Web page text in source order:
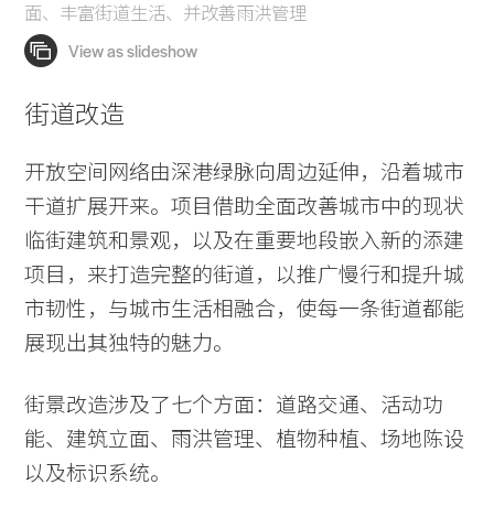
面、丰富街道生活、并改善雨洪管理
街道改造
开放空间网络由深港绿脉向周边延伸，沿着城市
干道扩展开来。项目借助全面改善城市中的现状
临街建筑和景观，以及在重要地段嵌入新的添建
项目，来打造完整的街道，以推广慢行和提升城
市韧性，与城市生活相融合，使每一条街道都能
展现出其独特的魅力。
街景改造涉及了七个方面：道路交通、活动功
能、建筑立面、雨洪管理、植物种植、场地陈设
以及标识系统。